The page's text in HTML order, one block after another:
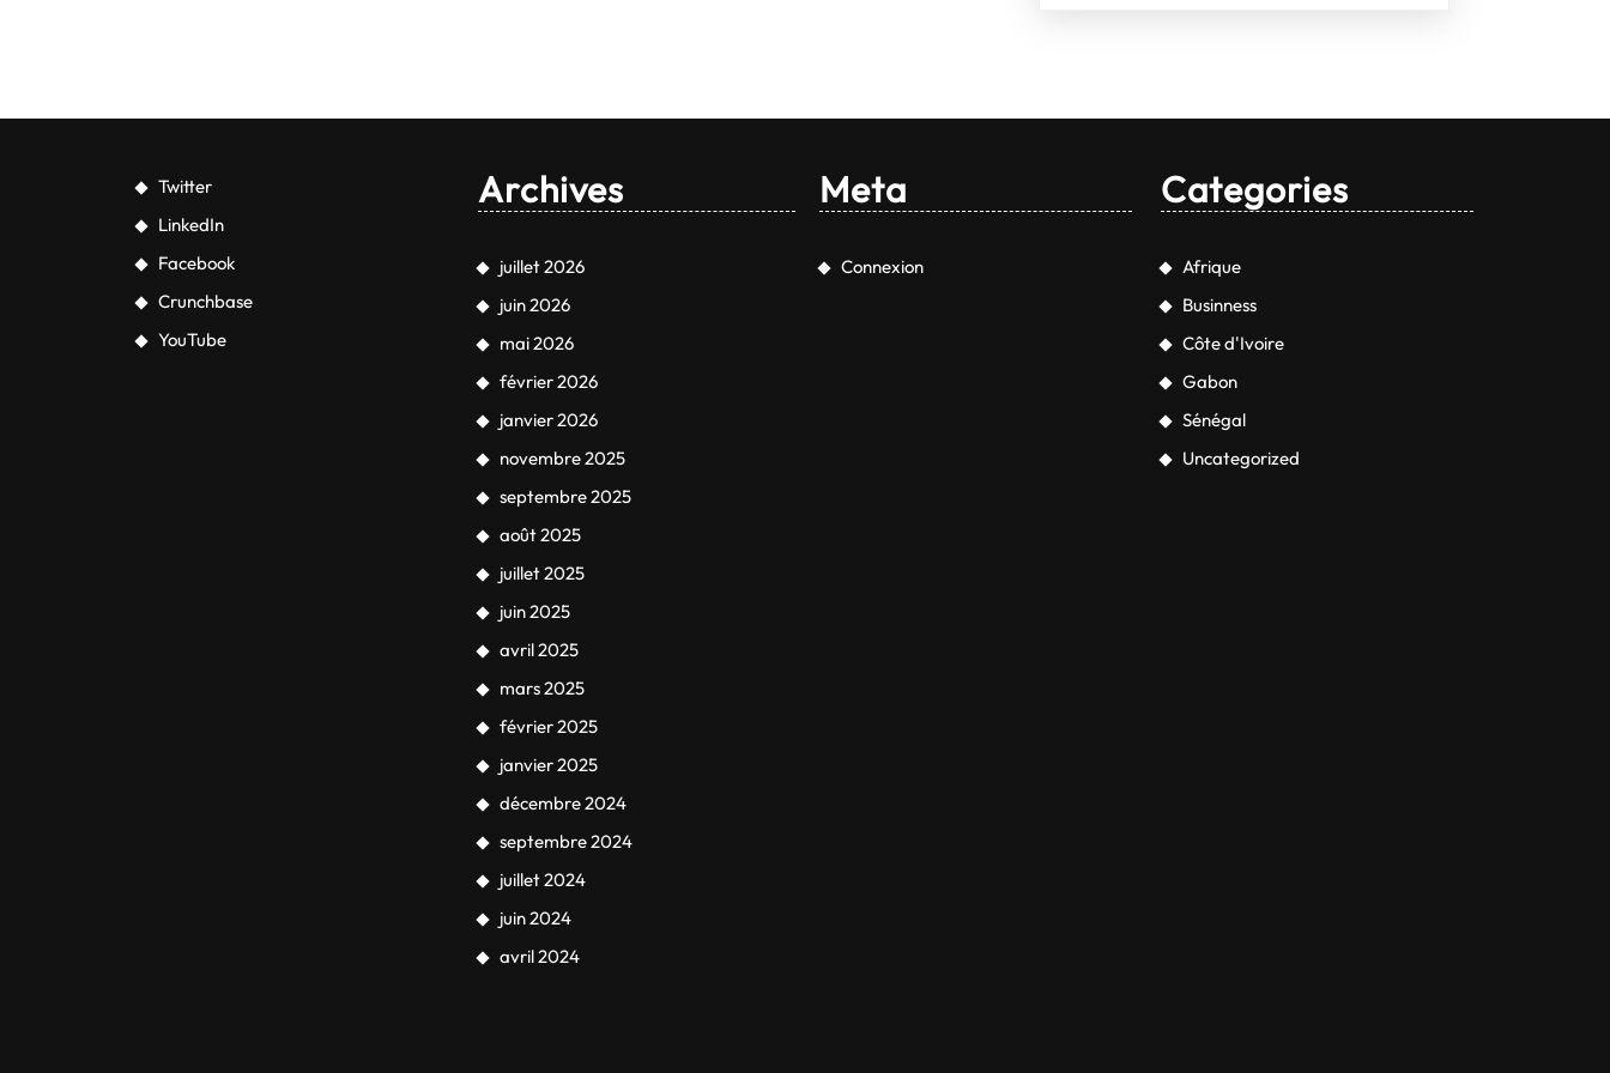
Twitter
LinkedIn
Facebook
Crunchbase
YouTube
Archives
juillet 2026
juin 2026
mai 2026
février 2026
janvier 2026
novembre 2025
septembre 2025
août 2025
juillet 2025
juin 2025
avril 2025
mars 2025
février 2025
janvier 2025
décembre 2024
septembre 2024
juillet 2024
juin 2024
avril 2024
Meta
Connexion
Categories
Afrique
Businness
Côte d'Ivoire
Gabon
Sénégal
Uncategorized